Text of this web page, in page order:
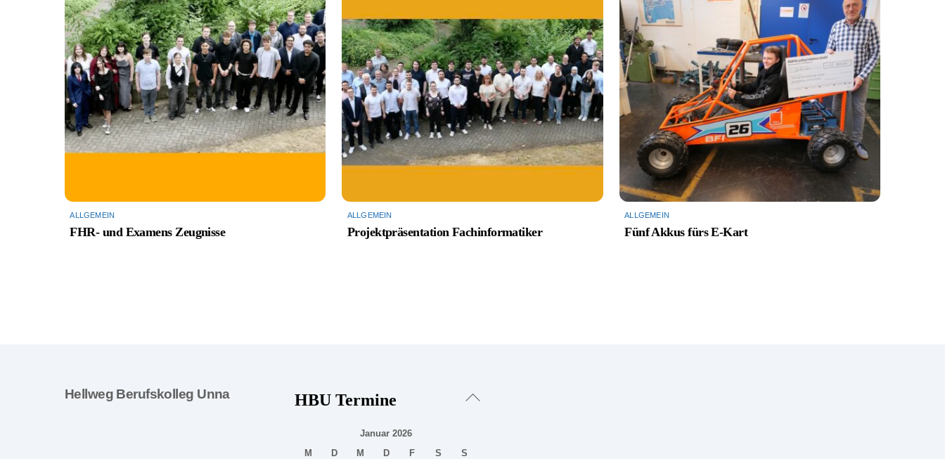
ALLGEMEIN
FHR- und Examens Zeugnisse
ALLGEMEIN
Projektpräsentation Fachinformatiker
ALLGEMEIN
Fünf Akkus fürs E-Kart
To
Hellweg Berufskolleg Unna HBU Termine
Januar 2026
M
D M D F S S